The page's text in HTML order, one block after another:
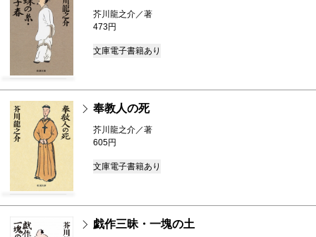
芥川龍之介／著
473円
文庫電子書籍あり
奉教人の死
芥川龍之介／著
605円
文庫電子書籍あり
戯作三昧・一塊の土